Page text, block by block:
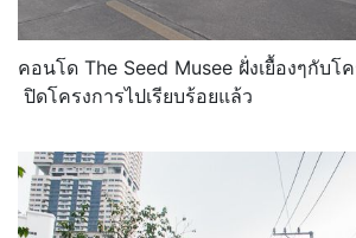
คอนโด The Seed Musee ฝั่งเยื้องๆกับโ
ปิดโครงการไปเรียบร้อยแล้ว